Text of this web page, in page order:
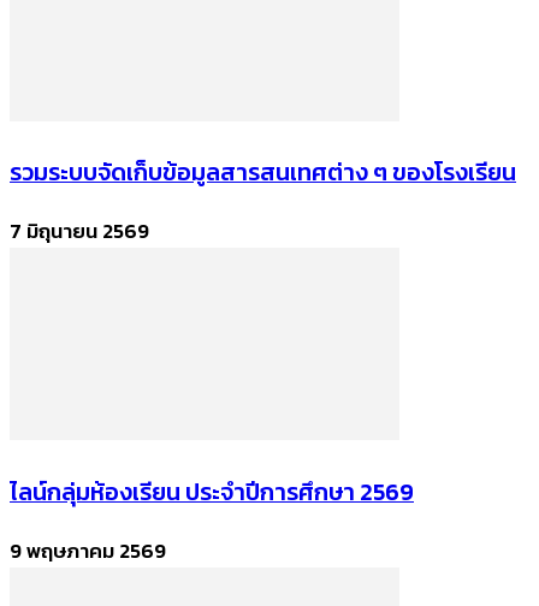
รวมระบบจัดเก็บข้อมูลสารสนเทศต่าง ๆ ของโรงเรียน
7 มิถุนายน 2569
ไลน์กลุ่มห้องเรียน ประจำปีการศึกษา 2569
9 พฤษภาคม 2569